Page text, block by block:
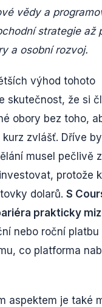
vědy a
strategie až
a osobní rozvoj.
výhod tohoto
skutečnost, že si
obory bez toho,
zvlášť. Dříve
musel pečlivě
protože
dolarů. S
prakticky
nebo roční platbu
co platforma
aspektem je také